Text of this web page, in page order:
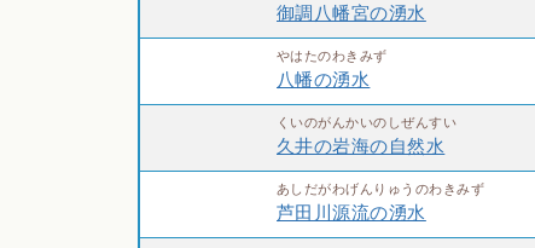
御調八幡宮の湧水
やはたのわきみず
八幡の湧水
くいのがんかいのしぜんすい
久井の岩海の自然水
あしだがわげんりゅうのわきみず
芦田川源流の湧水